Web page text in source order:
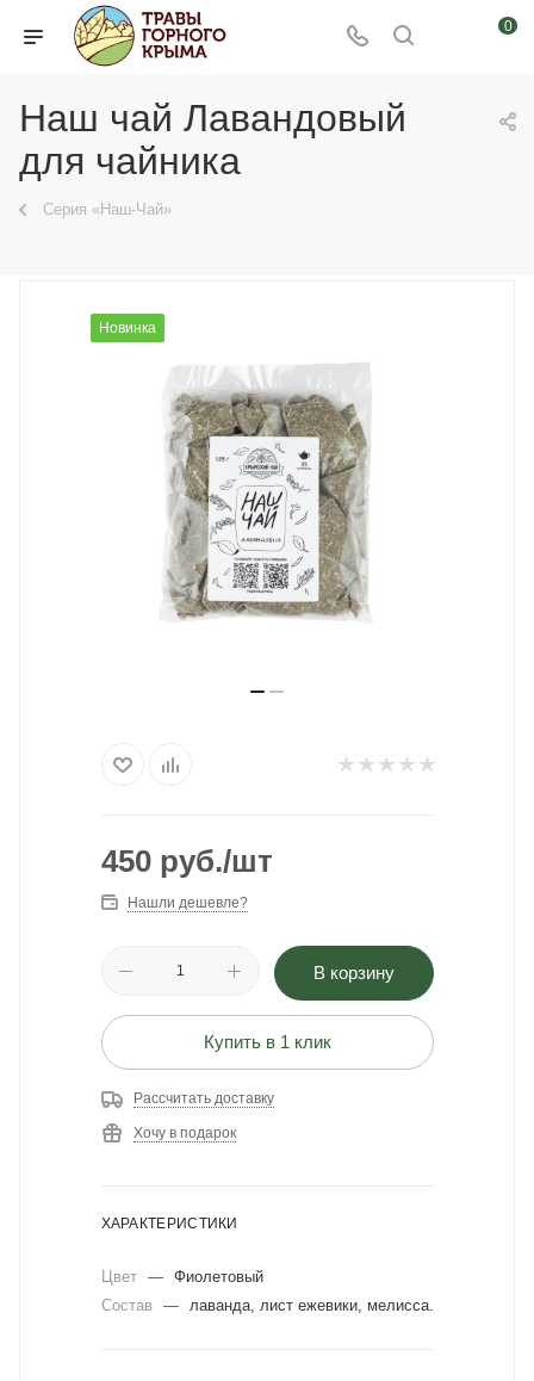
0
Наш чай Лавандовый
для чайника
Серия «Наш-Чай»
Новинка
450руб./шт
Нашли дешевле?
В корзину
Купить в 1 клик
Рассчитать доставку
Хочу в подарок
ХАРАКТЕРИСТИКИ
Цвет —
Фиолетовый
Состав
— лаванда, лист ежевики, мелисса.